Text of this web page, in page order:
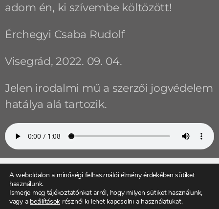
adom én, ki szívembe költözött!
Érchegyi Csaba Rudolf
Visegrád, 2022. 09. 04.
Jelen irodalmi mű a szerzői jogvédelem
hatálya alá tartozik.
ELŐZŐ
Az úr dilemmája
KÖVETKEZŐ
Hiába temettek
A weboldalon a minőségi felhasználói élmény érdekében sütiket
használunk.
Ismerje meg tájékoztatónkat arról, hogy milyen sütiket használunk,
vagy a beállítások résznél ki lehet kapcsolni a használatukat.